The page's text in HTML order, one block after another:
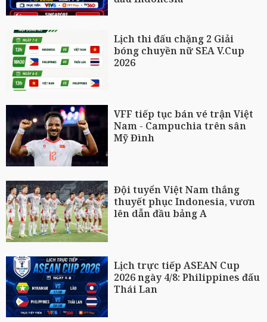
Lịch thi đấu chặng 2 Giải
bóng chuyền nữ SEA V.Cup
2026
VFF tiếp tục bán vé trận Việt
Nam - Campuchia trên sân
Mỹ Đình
Đội tuyển Việt Nam thắng
thuyết phục Indonesia, vươn
lên dẫn đầu bảng A
Lịch trực tiếp ASEAN Cup
2026 ngày 4/8: Philippines đấu
Thái Lan